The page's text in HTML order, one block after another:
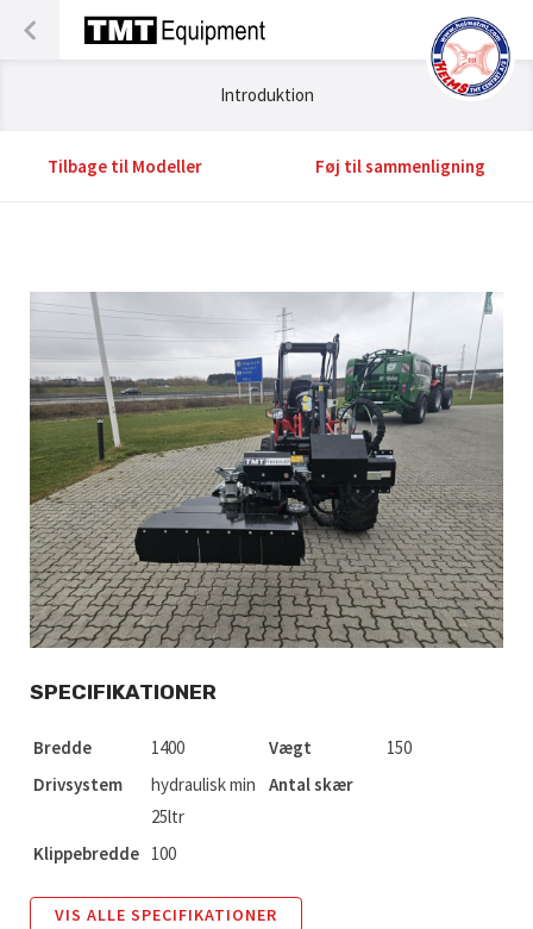
Introduktion
Tilbage til Modeller Føj til sammenligning
SPECIFIKATIONER
Bredde 1400 Vægt
150
Drivsystem
hydraulisk min
25ltr
Antal skær
Klippebredde 100
VIS ALLE SPECIFIKATIONER